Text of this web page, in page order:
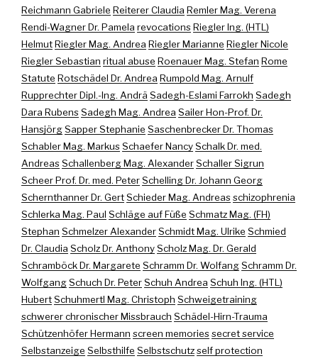
Reichmann Gabriele Reiterer Claudia Remler Mag. Verena
Rendi-Wagner Dr. Pamela revocationsRiegler Ing. (HTL)
HelmutRiegler Mag. Andrea Riegler Marianne Riegler Nicole
Riegler Sebastian ritual abuse Roenauer Mag. Stefan Rome
Statute Rotschädel Dr. Andrea Rumpold Mag. Arnulf
Rupprechter Dipl.-Ing. Andrä Sadegh-Eslami Farrokh Sadegh
Dara RubensSadegh Mag. Andrea Sailer Hon-Prof. Dr.
HansjörgSapper Stephanie Saschenbrecker Dr. Thomas
Schabler Mag. MarkusSchaefer NancySchalk Dr. med.
AndreasSchallenberg Mag. AlexanderSchaller Sigrun
Scheer Prof. Dr. med. PeterSchelling Dr. Johann Georg
Schernthanner Dr. GertSchieder Mag. Andreasschizophrenia
Schlerka Mag. Paul Schläge auf Füße Schmatz Mag. (FH)
Stephan Schmelzer AlexanderSchmidt Mag. Ulrike Schmied
Dr. Claudia Scholz Dr. AnthonyScholz Mag. Dr. Gerald
Schramböck Dr. Margarete Schramm Dr. WolfangSchramm Dr.
WolfgangSchuch Dr. PeterSchuh Andrea Schuh Ing. (HTL)
HubertSchuhmertl Mag. Christoph Schweigetraining
schwerer chronischer Missbrauch Schädel-Hirn-Trauma
Schützenhöfer Hermann screen memoriessecret service
Selbstanzeige Selbsthilfe Selbstschutzself protection